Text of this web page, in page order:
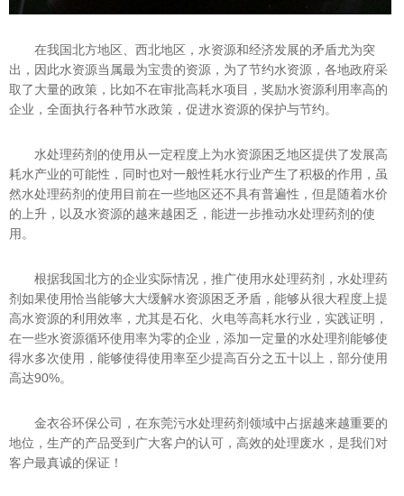
在我国北方地区、西北地区，水资源和经济发展的矛盾尤为突
出，因此水资源当属最为宝贵的资源，为了节约水资源，各地政府采
取了大量的政策，比如不在审批高耗水项目，奖励水资源利用率高的
企业，全面执行各种节水政策，促进水资源的保护与节约。
水处理药剂的使用从一定程度上为水资源困乏地区提供了发展高
耗水产业的可能性，同时也对一般性耗水行业产生了积极的作用，虽
然水处理药剂的使用目前在一些地区还不具有普遍性，但是随着水价
的上升，以及水资源的越来越困乏，能进一步推动水处理药剂的使
用。
根据我国北方的企业实际情况，推广使用水处理药剂，水处理药
剂如果使用恰当能够大大缓解水资源困乏矛盾，能够从很大程度上提
高水资源的利用效率，尤其是石化、火电等高耗水行业，实践证明，
在一些水资源循环使用率为零的企业，添加一定量的水处理剂能够使
得水多次使用，能够使得使用率至少提高百分之五十以上，部分使用
高达90%。
金衣谷环保公司，在东莞污水处理药剂领域中占据越来越重要的
地位，生产的产品受到广大客户的认可，高效的处理废水，是我们对
客户最真诚的保证！